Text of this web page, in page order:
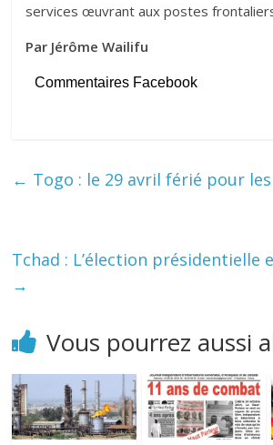
services œuvrant aux postes
Par Jérôme Wailifu
Commentaires Facebook
← Togo : le 29 avril férié pour
Tchad : L’élection présidentielle
→
Vous pourrez aussi